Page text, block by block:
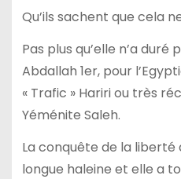
Qu’ils sachent que cela
Pas plus qu’elle n’a duré
Abdallah 1er, pour
« Trafic » Hariri ou très
Yéménite Saleh.
La conquête de la liberté
longue haleine et elle a